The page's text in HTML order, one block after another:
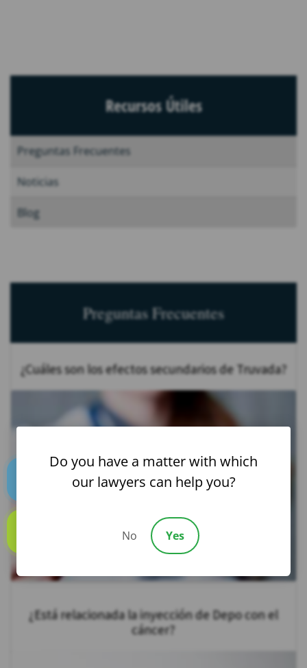
Recursos Útiles
Preguntas Frecuentes
Noticias
Blog
Preguntas Frecuentes
¿Cuáles son los efectos secundarios de Truvada?
¿Está relacionada la inyección de Depo con el
cáncer?
Do you have a matter with which
our lawyers can help you?
No Yes